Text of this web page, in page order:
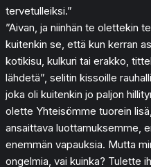
tervetulleiksi.”
”Aivan, ja niinhän te olettekin
kuitenkin se, että kun kerran
kotikisu, kulkuri tai erakko,
lähdetä”, selitin kissoille
joka oli kuitenkin jo paljon
olette Yhteisömme tuorein
ansaittava luottamuksemme,
enemmän vapauksia. Mutta
ongelmia, vai kuinka? Tulette